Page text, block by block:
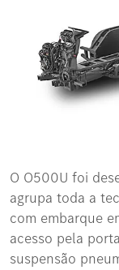
O O500U foi
agrupa toda a
com embarque
acesso pela
suspensão